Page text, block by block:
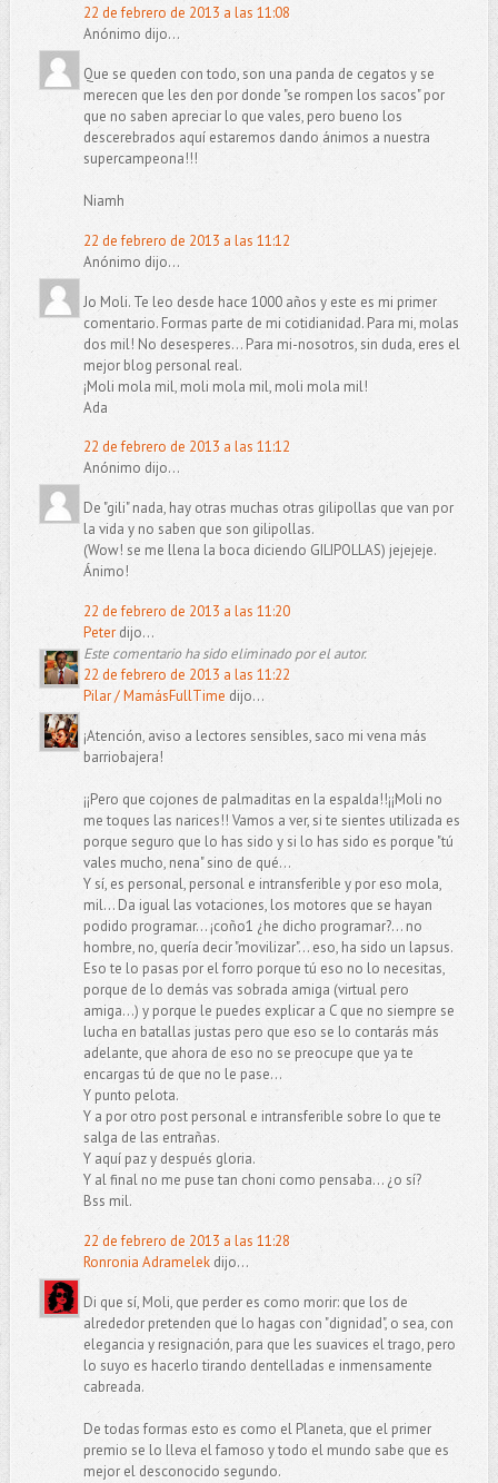
22 de febrero de 2013 a las 11:08
Anónimo dijo...
Que se queden con todo, son una panda de cegatos y se
merecen que les den por donde "se rompen los sacos" por
que no saben apreciar lo que vales, pero bueno los
descerebrados aquí estaremos dando ánimos a nuestra
supercampeona!!!
Niamh
22 de febrero de 2013 a las 11:12
Anónimo dijo...
Jo Moli. Te leo desde hace 1000 años y este es mi primer
comentario. Formas parte de mi cotidianidad. Para mi, molas
dos mil! No desesperes... Para mi-nosotros, sin duda, eres el
mejor blog personal real.
¡Moli mola mil, moli mola mil, moli mola mil!
Ada
22 de febrero de 2013 a las 11:12
Anónimo dijo...
De "gili" nada, hay otras muchas otras gilipollas que van por
la vida y no saben que son gilipollas.
(Wow! se me llena la boca diciendo GILIPOLLAS) jejejeje.
Ánimo!
22 de febrero de 2013 a las 11:20
Peterdijo...
Este comentario ha sido eliminado por el autor.
22 de febrero de 2013 a las 11:22
Pilar / MamásFullTime dijo...
¡Atención, aviso a lectores sensibles, saco mi vena más
barriobajera!
¡¡Pero que cojones de palmaditas en la espalda!!¡¡Moli no
me toques las narices!! Vamos a ver, si te sientes utilizada es
porque seguro que lo has sido y si lo has sido es porque "tú
vales mucho, nena" sino de qué...
Y sí, es personal, personal e intransferible y por eso mola,
mil... Da igual las votaciones, los motores que se hayan
podido programar... ¡coño1 ¿he dicho programar?... no
hombre, no, quería decir "movilizar"... eso, ha sido un lapsus.
Eso te lo pasas por el forro porque tú eso no lo necesitas,
porque de lo demás vas sobrada amiga (virtual pero
amiga...) y porque le puedes explicar a C que no siempre se
lucha en batallas justas pero que eso se lo contarás más
adelante, que ahora de eso no se preocupe que ya te
encargas tú de que no le pase...
Y punto pelota.
Y a por otro post personal e intransferible sobre lo que te
salga de las entrañas.
Y aquí paz y después gloria.
Y al final no me puse tan choni como pensaba... ¿o sí?
Bss mil.
22 de febrero de 2013 a las 11:28
Ronronia Adramelekdijo...
Di que sí, Moli, que perder es como morir: que los de
alrededor pretenden que lo hagas con "dignidad", o sea, con
elegancia y resignación, para que les suavices el trago, pero
lo suyo es hacerlo tirando dentelladas e inmensamente
cabreada.
De todas formas esto es como el Planeta, que el primer
premio se lo lleva el famoso y todo el mundo sabe que es
mejor el desconocido segundo.